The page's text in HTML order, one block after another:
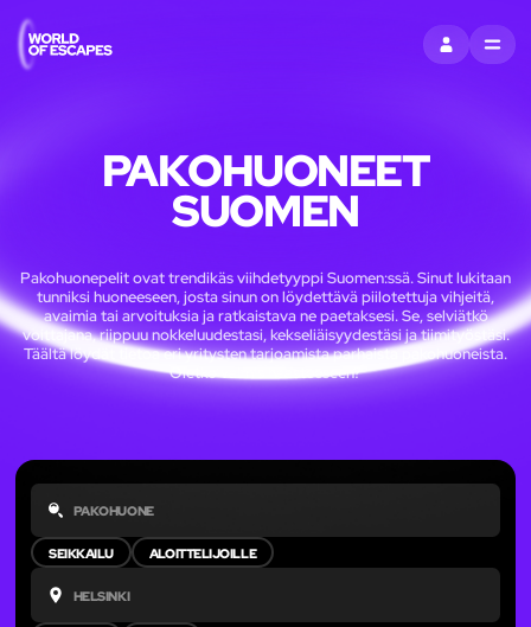
KIRJAUDUMENU
PAKOHUONEET
SUOMEN
Pakohuonepelit ovat trendikäs viihdetyyppi Suomen:ssä. Sinut lukitaan
tunniksi huoneeseen, josta sinun on löydettävä piilotettuja vihjeitä,
avaimia tai arvoituksia ja ratkaistava ne paetaksesi. Se, selviätkö
voittajana, riippuu nokkeluudestasi, kekseliäisyydestäsi ja tiimityöstäsi.
Täältä löydät tietoa eri yritysten tarjoamista parhaista pakohuoneista.
Oletko valmis haasteeseen?
SEIKKAILU ALOITTELIJOILLE